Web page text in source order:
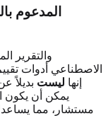
الاصطناعي أدوات
إنها ليست بديلاً
يمكن أن يكون
مستشار، مما